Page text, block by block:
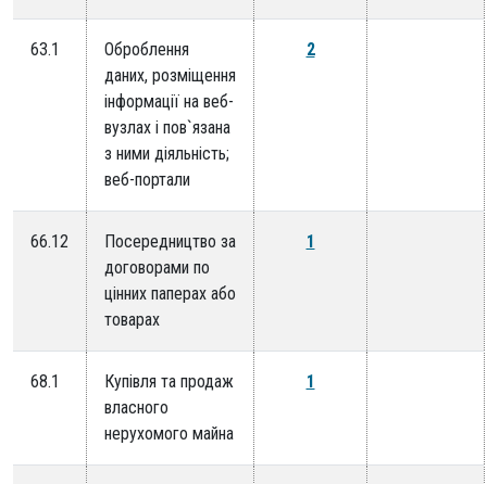
63.1
Оброблення
даних, розміщення
інформації на веб-
вузлах і пов`язана
з ними діяльність;
веб-портали
2
66.12
Посередництво за
договорами по
цінних паперах або
товарах
1
68.1
Купівля та продаж
власного
нерухомого майна
1